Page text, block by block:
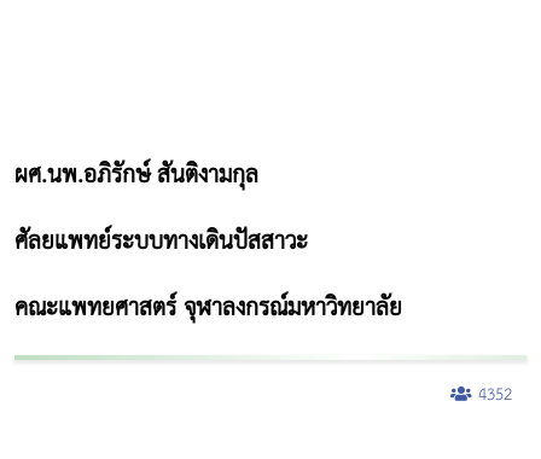
ผศ.นพ.อภิรักษ์ สันติงามกุล
ศัลยแพทย์ระบบทางเดินปัสสาวะ
คณะแพทยศาสตร์ จุฬาลงกรณ์มหาวิทยาลัย
4352